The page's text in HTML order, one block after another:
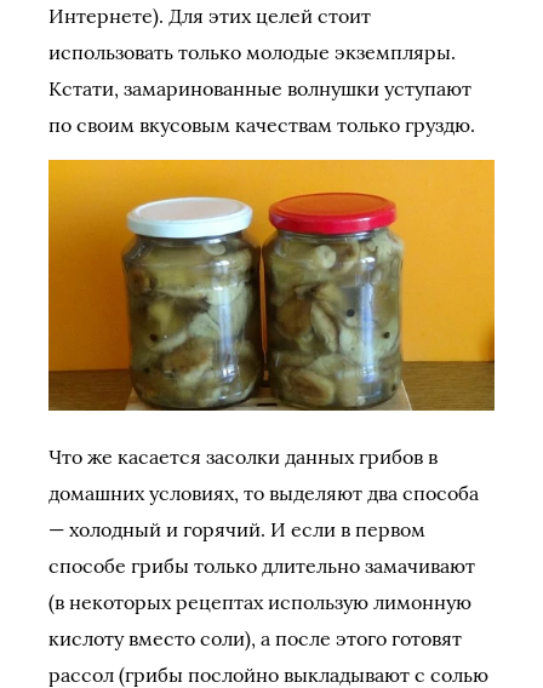
Интернете). Для этих целей стоит
использовать только молодые экземпляры.
Кстати, замаринованные волнушки уступают
по своим вкусовым качествам только груздю.
Что же касается засолки данных грибов в
домашних условиях, то выделяют два способа
— холодный и горячий. И если в первом
способе грибы только длительно замачивают
(в некоторых рецептах использую лимонную
кислоту вместо соли), а после этого готовят
рассол (грибы послойно выкладывают с солью